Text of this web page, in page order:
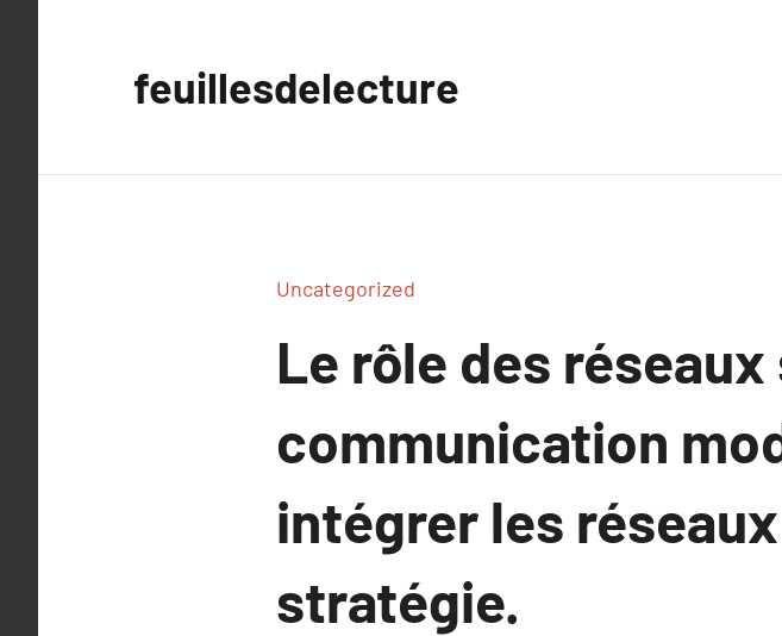
feuillesdelecture
Uncategorized
Le rôle des
communication
intégrer les
stratégie.